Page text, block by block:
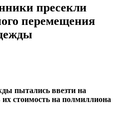
пресекли
перемещения
пытались ввезти на
стоимость на полмиллиона